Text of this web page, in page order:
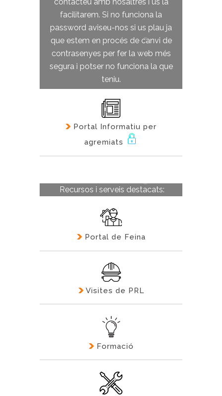
facilitarem. Si no funciona la
password aviseu-nos si us plau ja
que estem en procés de canvi de
contrasenyes per fer la web més
segura i potser no funciona la que
teniu.
Portal Informatiu per
agremiats
Recursos i serveis destacats:
Portal de Feina
Visites de PRL
Formació